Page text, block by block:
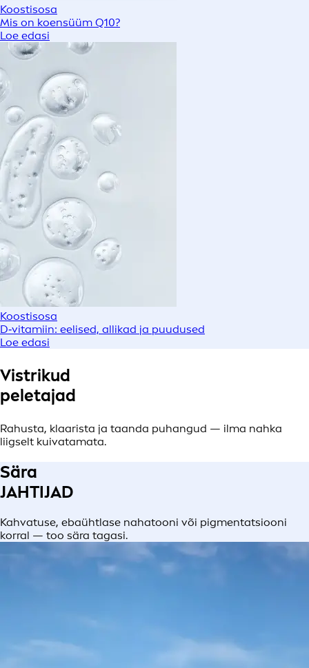
Koostisosa
Mis on koensüüm Q10?
Loe edasi
Koostisosa
D‑vitamiin: eelised, allikad ja puudused
Loe edasi
Vistrikud
peletajad
Rahusta, klaarista ja taanda puhangud — ilma nahka
liigselt kuivatamata.
Sära
JAHTIJAD
Kahvatuse, ebaühtlase nahatooni või pigmentatsiooni
korral — too sära tagasi.